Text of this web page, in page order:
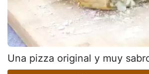
Una pizza original y muy